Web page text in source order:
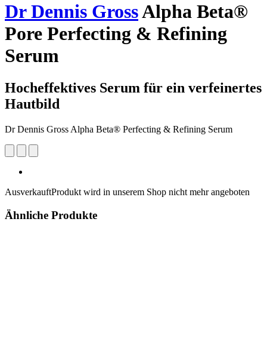
Dr Dennis GrossAlpha Beta®
Pore Perfecting & Refining
Serum
Hocheffektives Serum für ein verfeinertes
Hautbild
Dr Dennis Gross Alpha Beta® Perfecting & Refining Serum
AusverkauftProdukt wird in unserem Shop nicht mehr angeboten
Ähnliche Produkte